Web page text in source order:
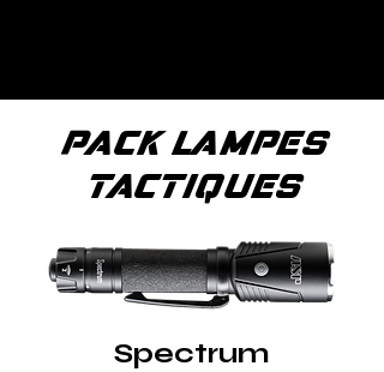
PACK LAMPES
TACTIQUES
Spectrum